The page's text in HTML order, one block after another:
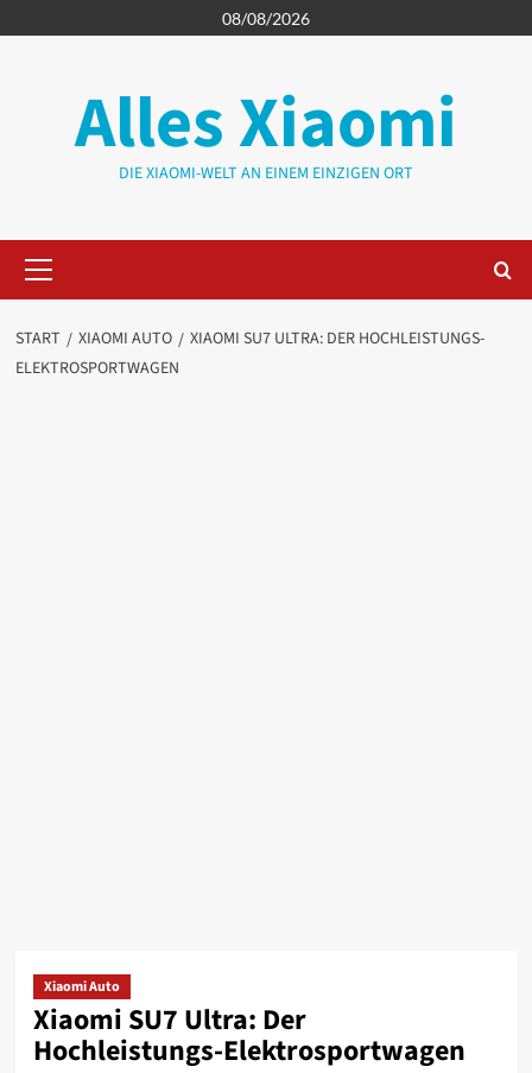
Inhalt
08/08/2026
Alles Xiaomi
DIE XIAOMI-WELT AN EINEM EINZIGEN ORT
Menü
START XIAOMI AUTO
XIAOMI SU7 ULTRA: DER HOCHLEISTUNGS-
ELEKTROSPORTWAGEN
Xiaomi Auto
Xiaomi SU7 Ultra: Der
Hochleistungs-Elektrosportwagen